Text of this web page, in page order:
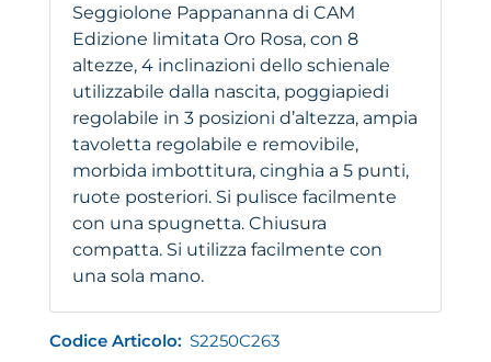
Seggiolone Pappananna di CAM
Edizione limitata Oro Rosa, con 8
altezze, 4 inclinazioni dello schienale
utilizzabile dalla nascita, poggiapiedi
regolabile in 3 posizioni d’altezza, ampia
tavoletta regolabile e removibile,
morbida imbottitura, cinghia a 5 punti,
ruote posteriori. Si pulisce facilmente
con una spugnetta. Chiusura
compatta. Si utilizza facilmente con
una sola mano.
Codice Articolo: S2250C263